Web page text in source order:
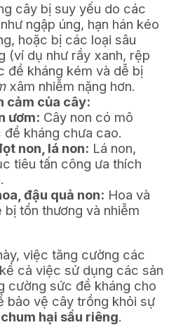
cây bị suy yếu do các
ngập úng, hạn hán kéo
hoặc bị các loại sâu
(ví dụ như rầy xanh, rệp
đề kháng kém và dễ bị
xâm nhiễm nặng hơn.
cảm của cây:
ươm: Cây non có mô
kháng chưa cao.
non, lá non: Lá non,
tiêu tấn công ưa thích
đậu quả non: Hoa và
bị tổn thương và nhiễm
việc tăng cường các
cả việc sử dụng các sản
cường sức đề kháng cho
bảo vệ cây trồng khỏi sự
hại sầu riêng.